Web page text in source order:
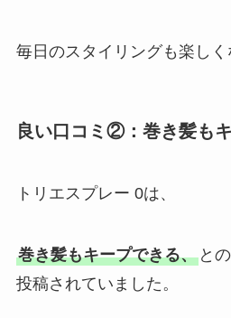
毎日のスタイリングも楽しく
良い口コミ②：巻き髪も
トリエスプレー 0は、
巻き髪もキープできる、と
投稿されていました。